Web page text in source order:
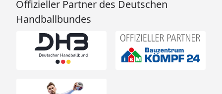
Offizieller Partner des Deutschen
Handballbundes